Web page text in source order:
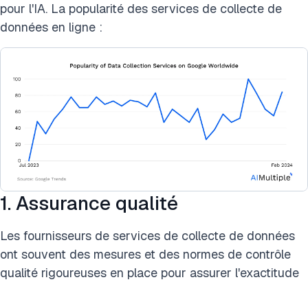
pour l'IA. La popularité des services de collecte de
données en ligne :
1. Assurance qualité
Les fournisseurs de services de collecte de données
ont souvent des mesures et des normes de contrôle
qualité rigoureuses en place pour assurer l'exactitude